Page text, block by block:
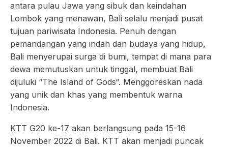
antara pulau Jawa yang sibuk dan keindahan
Lombok yang menawan, Bali selalu menjadi pusat
tujuan pariwisata Indonesia. Penuh dengan
pemandangan yang indah dan budaya yang hidup,
Bali menyerupai surga di bumi, tempat di mana para
dewa memutuskan untuk tinggal, membuat Bali
dijuluki “The Island of Gods“. Menggoreskan nada
yang unik dan khas yang membentuk warna
Indonesia.
KTT G20 ke-17 akan berlangsung pada 15-16
November 2022 di Bali. KTT akan menjadi puncak